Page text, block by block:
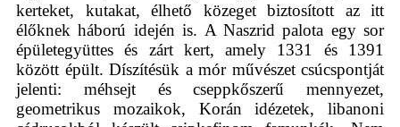
kerteket, kutakat, élhető közeget biztosított az itt
élőknek háború idején is. A Naszrid palota egy sor
épületegyüttes és zárt kert, amely 1331 és 1391
között épült. Díszítésük a mór művészet csúcspontját
jelenti: méhsejt és cseppkőszerű mennyezet,
geometrikus mozaikok, Korán idézetek, libanoni